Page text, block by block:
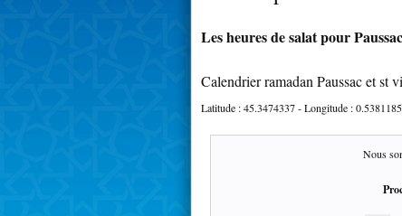
Les heures de salat pour
Calendrier ramadan Paussac et st
Latitude :45.3474337- Longitude :0.5381185
Nous